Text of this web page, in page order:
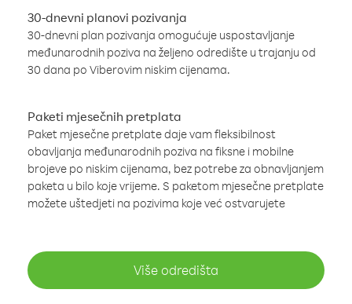
30-dnevni planovi pozivanja
30-dnevni plan pozivanja omogućuje uspostavljanje
međunarodnih poziva na željeno odredište u trajanju od
30 dana po Viberovim niskim cijenama.
Paketi mjesečnih pretplata
Paket mjesečne pretplate daje vam fleksibilnost
obavljanja međunarodnih poziva na fiksne i mobilne
brojeve po niskim cijenama, bez potrebe za obnavljanjem
paketa u bilo koje vrijeme. S paketom mjesečne pretplate
možete uštedjeti na pozivima koje već ostvarujete
Više odredišta